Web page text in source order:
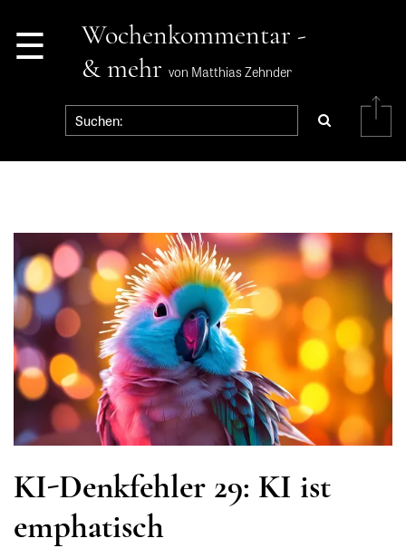
☰
Wochenkommentar -
& mehr von Matthias Zehnder
KI-Denkfehler 29: KI ist
emphatisch